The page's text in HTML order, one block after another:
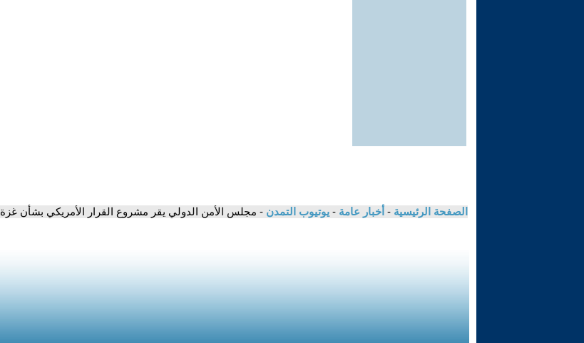
الصفحة الرئيسية - أخبار عامة - يوتيوب التمدن - مجلس الأمن الدولي يقر مشروع القرار الأمريكي بشأن غزة